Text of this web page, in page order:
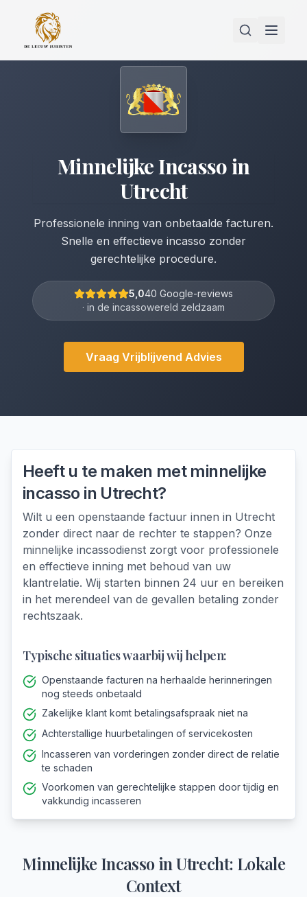
Minnelijke Incasso in
Utrecht
Professionele inning van onbetaalde facturen.
Snelle en effectieve incasso zonder
gerechtelijke procedure.
5,040 Google-reviews
· in de incassowereld zeldzaam
Vraag Vrijblijvend Advies
Heeft u te maken met minnelijke
incasso in Utrecht?
Wilt u een openstaande factuur innen in Utrecht
zonder direct naar de rechter te stappen? Onze
minnelijke incassodienst zorgt voor professionele
en effectieve inning met behoud van uw
klantrelatie. Wij starten binnen 24 uur en bereiken
in het merendeel van de gevallen betaling zonder
rechtszaak.
Typische situaties waarbij wij helpen:
Openstaande facturen na herhaalde herinneringen
nog steeds onbetaald
Zakelijke klant komt betalingsafspraak niet na
Achterstallige huurbetalingen of servicekosten
Incasseren van vorderingen zonder direct de relatie
te schaden
Voorkomen van gerechtelijke stappen door tijdig en
vakkundig incasseren
Minnelijke IncassoinUtrecht: Lokale
Context